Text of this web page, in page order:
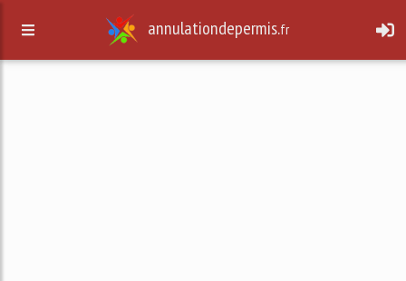
annulationdepermis.fr